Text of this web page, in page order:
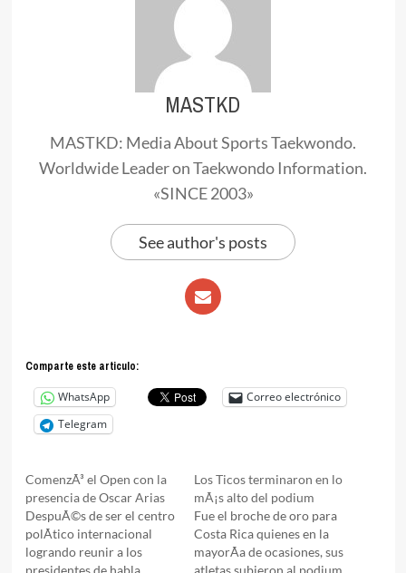
MASTKD
MASTKD: Media About Sports Taekwondo.
Worldwide Leader on Taekwondo Information.
«SINCE 2003»
See author's posts
Comparte este articulo:
WhatsApp
Correo electrónico
Telegram
ComenzÃ³ el Open con la
presencia de Oscar Arias
DespuÃ©s de ser el centro
polÃ­tico internacional
logrando reunir a los
presidentes de habla
Los Ticos terminaron en lo
mÃ¡s alto del podium
Fue el broche de oro para
Costa Rica quienes en la
mayorÃ­a de ocasiones, sus
atletas subieron al podium